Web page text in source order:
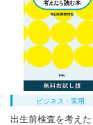
ビジネス・実用
出生前検査を考え